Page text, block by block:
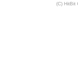
(C) HitBit